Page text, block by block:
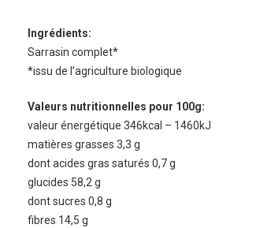
Ingrédients:
Sarrasin complet*
*issu de l’agriculture biologique
Valeurs nutritionnelles pour 100g:
valeur énergétique 346kcal – 1460kJ
matières grasses 3,3 g
dont acides gras saturés 0,7 g
glucides 58,2 g
dont sucres 0,8 g
fibres 14,5 g